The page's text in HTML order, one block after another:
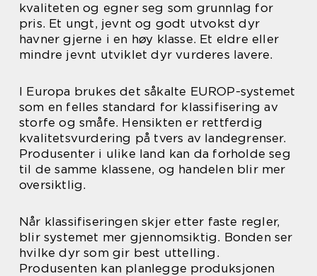
kvaliteten og egner seg som grunnlag for
pris. Et ungt, jevnt og godt utvokst dyr
havner gjerne i en høy klasse. Et eldre eller
mindre jevnt utviklet dyr vurderes lavere.
I Europa brukes det såkalte EUROP-systemet
som en felles standard for klassifisering av
storfe og småfe. Hensikten er rettferdig
kvalitetsvurdering på tvers av landegrenser.
Produsenter i ulike land kan da forholde seg
til de samme klassene, og handelen blir mer
oversiktlig.
Når klassifiseringen skjer etter faste regler,
blir systemet mer gjennomsiktig. Bonden ser
hvilke dyr som gir best uttelling.
Produsenten kan planlegge produksjonen